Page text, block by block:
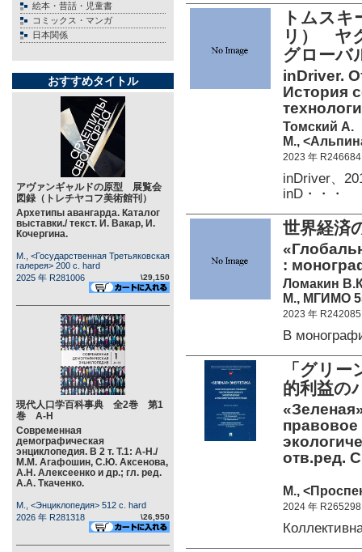
絵本・昔話・児童書
コミックス・マンガ
日本関係
おすすめタイトル
アヴァンギャルドの原型 展覧会
図録（トレチヤコフ美術館刊）
Архетипы авангарда. Каталог
выставки./ текст. И. Вакар, И.
Кочергина.
М., <Государственная Третьяковская
галерея> 200 c. hard
2025 年 R281006
\29,150
現代人口学百科事典 全2巻 第1
巻 А-Н
Современная
демографическая
энциклопедия. В 2 т. Т.1: А-Н./
М.М. Агафошин, С.Ю. Аксенова,
А.Н. Алексеенко и др.; гл. ред.
А.А. Ткаченко.
М., <Энциклопедия> 512 c. hard
2026 年 R281318
\26,950
トムス
リ） ヤ
グローバ
inDriver.
История
Томский А.
М.,
2023 年 R246684
inDriver、
inD・・・
世界経済
:
Ломакин
М., МГИМО
2023 年 R242085
В
「グリ
的利益の
правовое
отв.ред.
М.,
2024 年 R265298